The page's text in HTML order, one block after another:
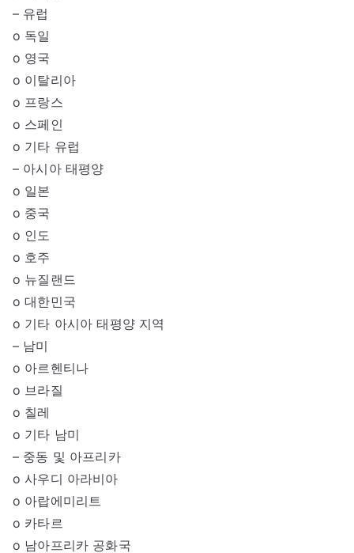
– 유럽
o 독일
o 영국
o 이탈리아
o 프랑스
o 스페인
o 기타 유럽
– 아시아 태평양
o 일본
o 중국
o 인도
o 호주
o 뉴질랜드
o 대한민국
o 기타 아시아 태평양 지역
– 남미
o 아르헨티나
o 브라질
o 칠레
o 기타 남미
– 중동 및 아프리카
o 사우디 아라비아
o 아랍에미리트
o 카타르
o 남아프리카 공화국